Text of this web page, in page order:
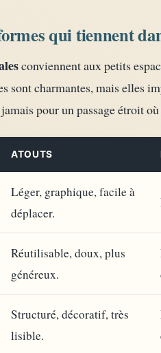
qui tiennent
conviennent aux petits
sont charmantes, mais elles
pour un passage étroit
ATOUTS
Léger, graphique, facile à
déplacer.
Réutilisable, doux, plus
généreux.
Structuré, décoratif, très
lisible.